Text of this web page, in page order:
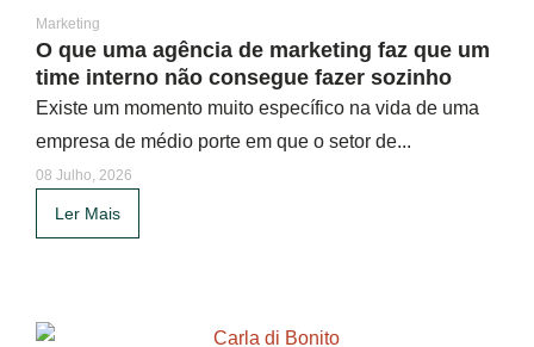
Marketing
O que uma agência de marketing faz que um
time interno não consegue fazer sozinho
Existe um momento muito específico na vida de uma
empresa de médio porte em que o setor de...
08 Julho, 2026
Ler Mais